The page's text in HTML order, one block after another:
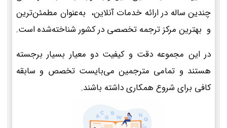
چندین ساله در ارائه خدمات آنلاین، به‌عنوان مطمئن‌ترین
و بهترین مرکز ترجمه تخصصی در کشور شناخته‌شده است.
در این مجموعه دقت و کیفیت دو معیار بسیار برجسته
هستند و تمامی مترجمین می‌بایست تخصص و سابقه
کافی برای شروع همکاری داشته باشند.